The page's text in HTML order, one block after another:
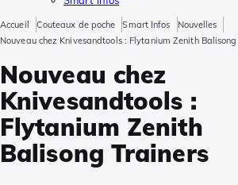
Accueil Couteaux de poche Smart Infos
Nouvelles
Nouveau chez Knivesandtools : Flytanium Zenith
Nouveau chez
Knivesandtools :
Flytanium Zenith
Balisong Trainers